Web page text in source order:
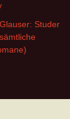
Studer